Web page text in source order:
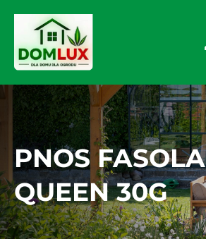
PNOS FASOLA
QUEEN 30G